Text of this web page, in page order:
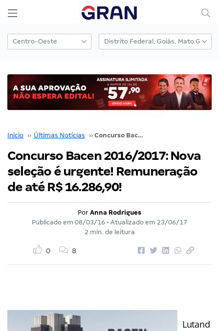
Início ›› Últimas Notícias ›› Concurso Bacen 2016/2017: Nova seleção é urgente! Remuneração de até R$ 16.286,90!
Concurso Bacen 2016/2017: Nova
seleção é urgente! Remuneração
de até R$ 16.286,90!
Por Anna Rodrigues
Publicado em 08/03/16 • Atualizado em 23/06/17
2 min. de leitura
0 8
Lutand